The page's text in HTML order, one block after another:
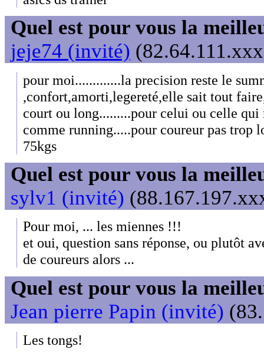
Quel est pour vous la
jeje74 (invité)
pour moi.............la precision reste le
,confort,amorti,legereté,elle sait tout
court ou long.........pour celui ou celle qui
comme running.....pour coureur pas trop
75kgs
Quel est pour vous la
sylv1 (invité)
Pour moi, ... les miennes !!!
et oui, question sans réponse, ou plutôt
de coureurs alors ...
Quel est pour vous la
Jean pierre Papin (invité)
Les tongs!